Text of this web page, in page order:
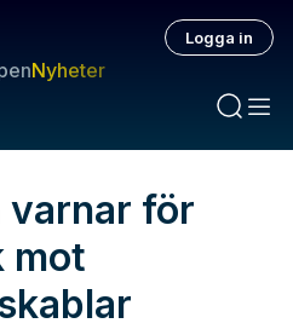
Nyheter
Logga in
varnar för
mot